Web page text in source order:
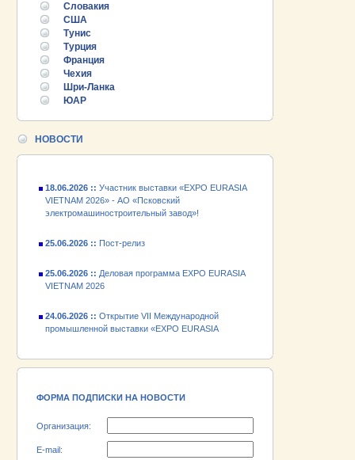
Словакия
США
Тунис
Турция
Франция
Чехия
Шри-Ланка
ЮАР
НОВОСТИ
25.06.2026 ::
25.06.2026 ::
VIETNAM 2026
VIETNAM 2026»
VIETNAM 2026» - АО «Псковский
электромашиностроительный завод»!
VIETNAM 2026
промышленной выставки «EXPO EURASIA
VIETNAM 2026»
VIETNAM 2026» - АО «Псковский
ФОРМА ПОДПИСКИ НА НОВОСТИ
Организация:
E-mail: